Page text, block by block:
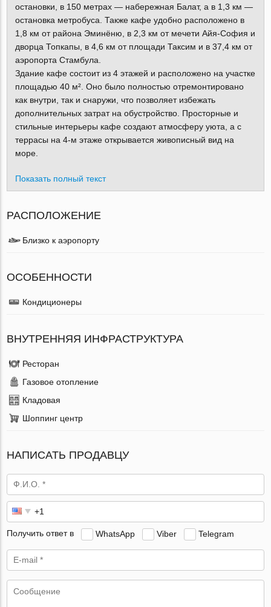
остановки, в 150 метрах — набережная Балат, а в 1,3 км —
остановка метробуса. Также кафе удобно расположено в
1,8 км от района Эминёню, в 2,3 км от мечети Айя-София и
дворца Топкапы, в 4,6 км от площади Таксим и в 37,4 км от
аэропорта Стамбула.
Здание кафе состоит из 4 этажей и расположено на участке
площадью 40 м². Оно было полностью отремонтировано
как внутри, так и снаружи, что позволяет избежать
дополнительных затрат на обустройство. Просторные и
стильные интерьеры кафе создают атмосферу уюта, а с
террасы на 4-м этаже открывается живописный вид на
море.
Показать полный текст
РАСПОЛОЖЕНИЕ
Близко к аэропорту
ОСОБЕННОСТИ
Кондиционеры
ВНУТРЕННЯЯ ИНФРАСТРУКТУРА
Ресторан
Газовое отопление
Кладовая
Шоппинг центр
НАПИСАТЬ ПРОДАВЦУ
Получить ответ в WhatsApp Viber Telegram